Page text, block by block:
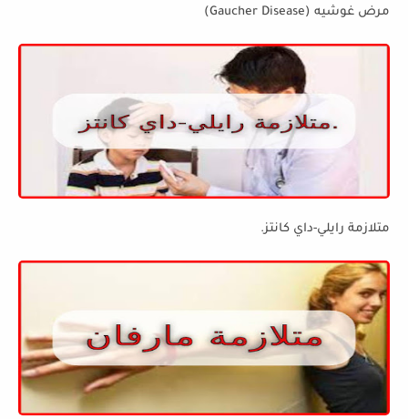
مرض غوشيه (Gaucher Disease)
متلازمة رايلي-داي كانتز.